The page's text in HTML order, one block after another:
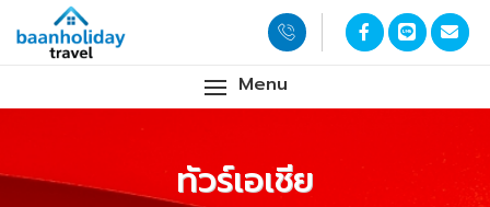
Menu
ทัวร์เอเชีย